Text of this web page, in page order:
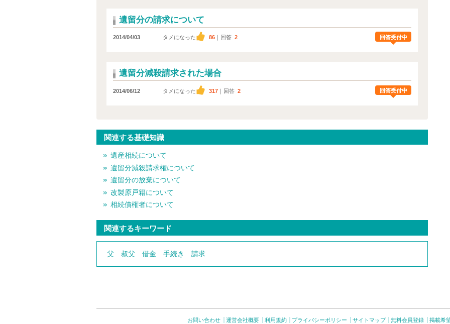
遺留分の請求について
2014/04/03 タメになった 86 ｜回答 2 回答受付中
遺留分減殺請求された場合
2014/06/12 タメになった 317 ｜回答 2 回答受付中
関連する基礎知識
遺産相続について
遺留分減殺請求権について
遺留分の放棄について
改製原戸籍について
相続債権者について
関連するキーワード
父 叔父 借金 手続き 請求
お問い合わせ 運営会社概要 利用規約 プライバシーポリシー サイトマップ 無料会員登録 掲載希